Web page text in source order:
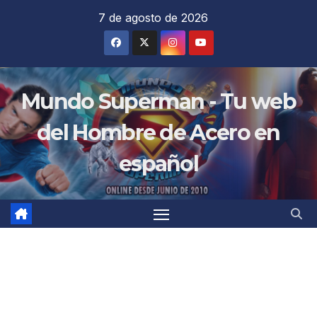
7 de agosto de 2026
Mundo Superman - Tu web
del Hombre de Acero en
español